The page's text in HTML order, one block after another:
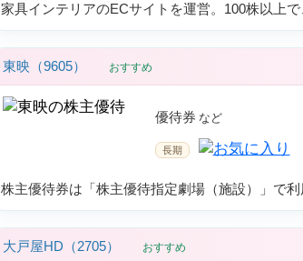
家具インテリアのECサイトを運営。100株以上
東映（9605） おすすめ
優待券
株主優待券は「株主優待指定劇場（施設）」で利
大戸屋HD（2705） おすすめ